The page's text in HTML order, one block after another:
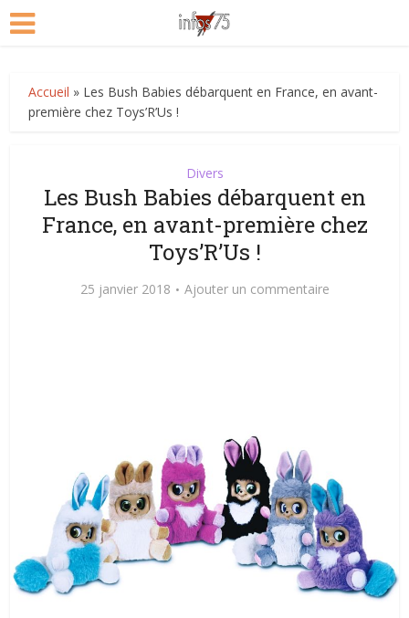
Accueil » Les Bush Babies débarquent en France, en avant-
première chez Toys’R’Us !
Divers
Les Bush Babies débarquent en
France, en avant-première chez
Toys’R’Us !
25 janvier 2018 Ajouter un commentaire